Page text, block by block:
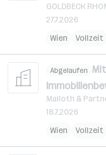
GOLDBECK
27.7.2026
Wien
Vollzeit
Abgelaufen
Malloth &
18.7.2026
Wien
Vollzeit